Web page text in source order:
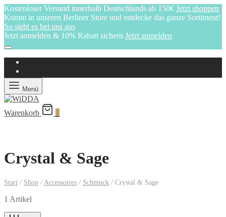
Kostenloser Versand innerhalb Deutschlands ab 150€ Jetzt shoppen
Komm in unseren Berliner Store und entdecke das ganze Sortiment!
So sieht es bei uns aus
Jetzt anmelden & 10% Rabatt sichern Jetzt anmelden
Menü
Warenkorb
Crystal & Sage
Start / Shop / Accessoires / Schmuck /Crystal & Sage
1 Artikel